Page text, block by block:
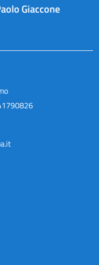
Giaccone